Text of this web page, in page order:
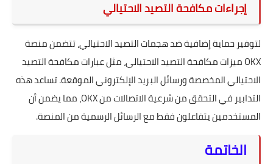
إجراءات مكافحة التصيد الاحتيالي
لتوفير حماية إضافية ضد هجمات التصيد الاحتيالي، تتضمن منصة
OKX ميزات مكافحة التصيد الاحتيالي، مثل عبارات مكافحة التصيد
الاحتيالي المخصصة ورسائل البريد الإلكتروني الموقعة. تساعد هذه
التدابير في التحقق من شرعية الاتصالات من OKX، مما يضمن أن
المستخدمين يتفاعلون فقط مع الرسائل الرسمية من المنصة.
الخاتمة